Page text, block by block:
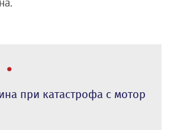
при катастрофа с мотор